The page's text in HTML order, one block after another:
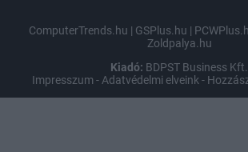
ComputerTrends.hu | GSPlus.hu |
Zoldpalya.hu
Kiadó: BDPST Business Kft.
Impresszum - Adatvédelmi elveink -